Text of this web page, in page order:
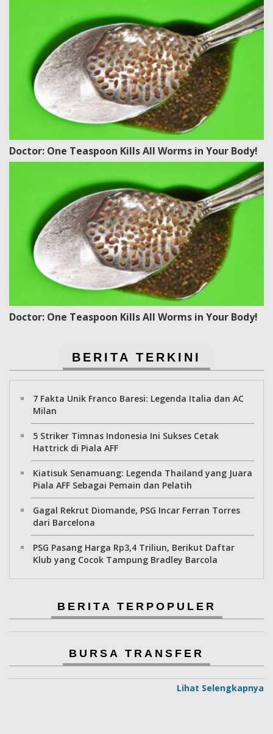
Doctor: One Teaspoon Kills All Worms in Your Body!
Doctor: One Teaspoon Kills All Worms in Your Body!
BERITA TERKINI
7 Fakta Unik Franco Baresi: Legenda Italia dan AC
Milan
5 Striker Timnas Indonesia Ini Sukses Cetak
Hattrick di Piala AFF
Kiatisuk Senamuang: Legenda Thailand yang Juara
Piala AFF Sebagai Pemain dan Pelatih
Gagal Rekrut Diomande, PSG Incar Ferran Torres
dari Barcelona
PSG Pasang Harga Rp3,4 Triliun, Berikut Daftar
Klub yang Cocok Tampung Bradley Barcola
BERITA TERPOPULER
BURSA TRANSFER
Lihat Selengkapnya